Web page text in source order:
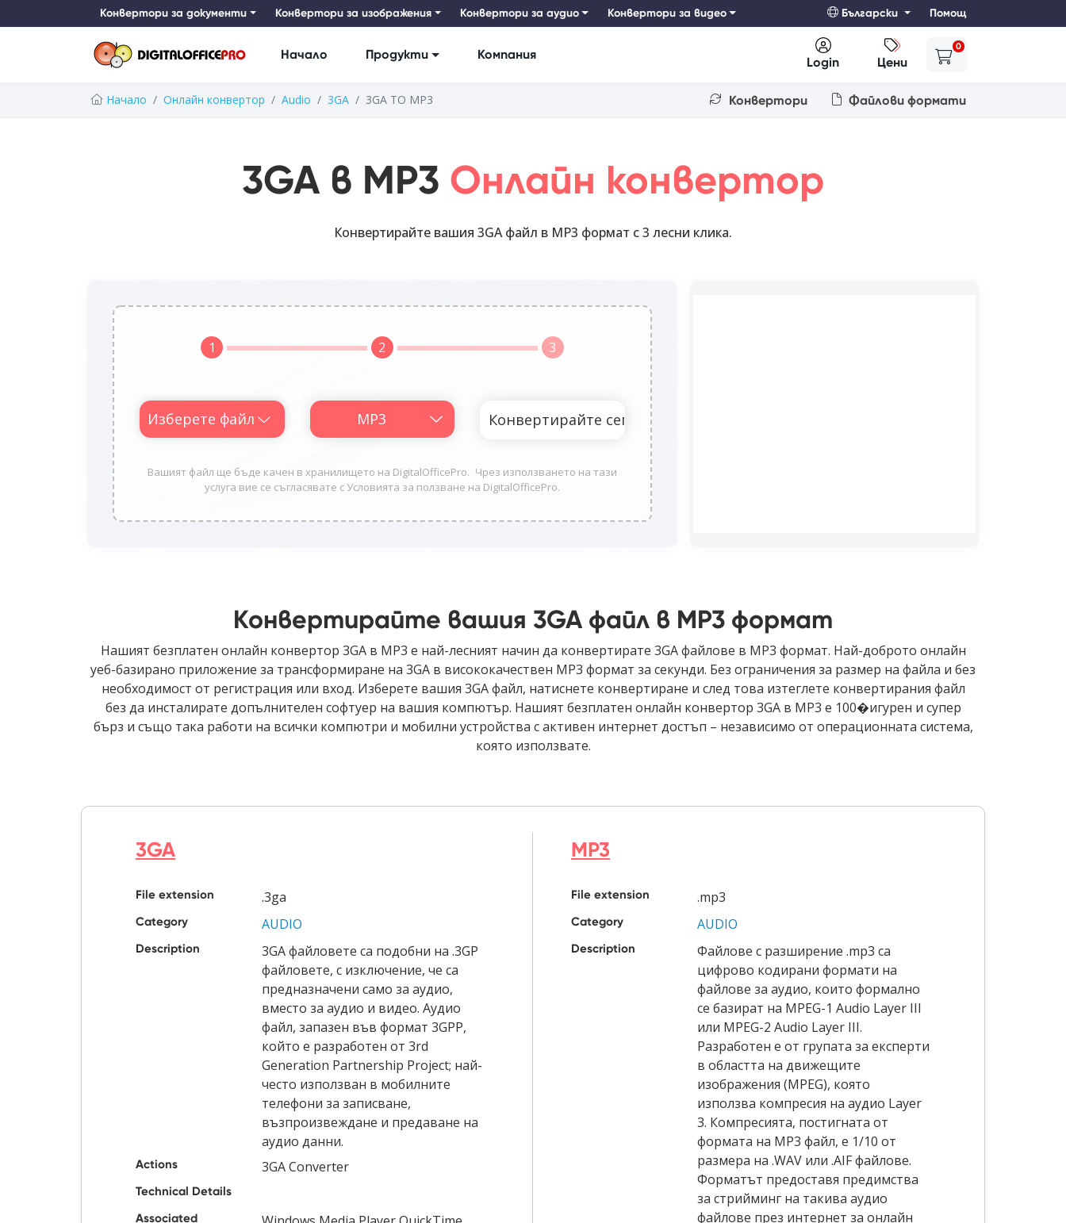
Конвертори за документи Конвертори за изображения Конвертори за аудио Конвертори за видео Български Помощ
Начало Продукти Компания
Login Цени
0
Начало Онлайн конвертор Audio 3GA 3GA TO MP3 Конвертори Файлови формати
3GA в MP3 Онлайн конвертор
Конвертирайте вашия 3GA файл в MP3 формат с 3 лесни клика.
1
Изберете файл
2 3
Вашият файл ще бъде качен в хранилището на DigitalOfficePro. Чрез използването на тази
услуга вие се съгласявате с Условията за ползване на DigitalOfficePro.
Конвертирайте вашия 3GA файл в MP3 формат
Нашият безплатен онлайн конвертор 3GA в MP3 е най-лесният начин да конвертирате 3GA файлове в MP3 формат. Най-доброто онлайн
уеб-базирано приложение за трансформиране на 3GA в висококачествен MP3 формат за секунди. Без ограничения за размер на файла и без
необходимост от регистрация или вход. Изберете вашия 3GA файл, натиснете конвертиране и след това изтеглете конвертирания файл
без да инсталирате допълнителен софтуер на вашия компютър. Нашият безплатен онлайн конвертор 3GA в MP3 е 100�игурен и супер
бърз и също така работи на всички компютри и мобилни устройства с активен интернет достъп – независимо от операционната система,
която използвате.
3GA
File extension .3ga
Category AUDIO
Description
3GA файловете са подобни на .3GP
файловете, с изключение, че са
предназначени само за аудио,
вместо за аудио и видео. Аудио
файл, запазен във формат 3GPP,
който е разработен от 3rd
Generation Partnership Project; най-
често използван в мобилните
телефони за записване,
възпроизвеждане и предаване на
аудио данни.
Actions 3GA Converter
Technical Details
Associated
MP3
File extension .mp3
Category AUDIO
Description
Файлове с разширение .mp3 са
цифрово кодирани формати на
файлове за аудио, които формално
се базират на MPEG-1 Audio Layer III
или MPEG-2 Audio Layer III.
Разработен е от групата за експерти
в областта на движещите
изображения (MPEG), която
използва компресия на аудио Layer
3. Компресията, постигната от
формата на MP3 файл, е 1/10 от
размера на .WAV или .AIF файлове.
Форматът предоставя предимства
за стрийминг на такива аудио
файлове през интернет за онлайн